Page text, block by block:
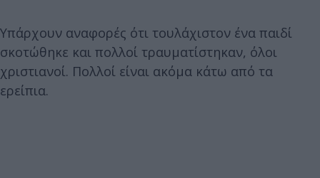
Υπάρχουν αναφορές ότι τουλάχιστον ένα παιδί
σκοτώθηκε και πολλοί τραυματίστηκαν, όλοι
χριστιανοί. Πολλοί είναι ακόμα κάτω από τα
ερείπια.